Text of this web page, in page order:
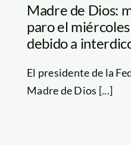
Madre de Dios:
paro el
debido a
El presidente de la
Madre de Dios [...]